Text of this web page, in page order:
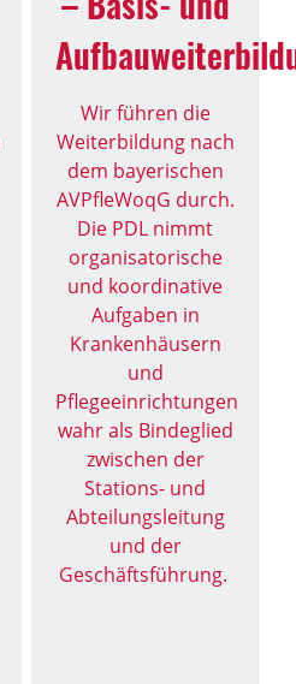
Wir führen die
Weiterbildung nach
dem bayerischen
AVPfleWoqG durch.
Die PDL nimmt
organisatorische
und koordinative
Aufgaben in
Krankenhäusern
und
Pflegeeinrichtungen
wahr als Bindeglied
zwischen der
Stations- und
Abteilungsleitung
und der
Geschäftsführung.